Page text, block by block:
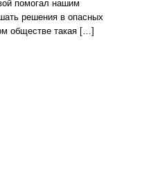
помогал нашим
решения в опасных
обществе такая […]